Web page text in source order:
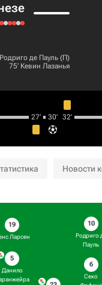
Родриго де Пауль (П)
75‎’‎ Кевин Лазанья
27‎’‎ 30‎’‎ 32‎’‎
Новости
19
Ларсен
5
Данило
10
Родриго
Пауль
6
Секо